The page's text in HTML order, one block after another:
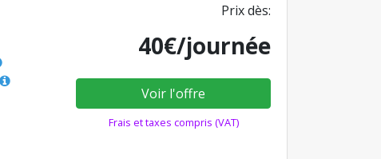
Prix dès:
40€/journée
Voir l'offre
Frais et taxes compris (VAT)